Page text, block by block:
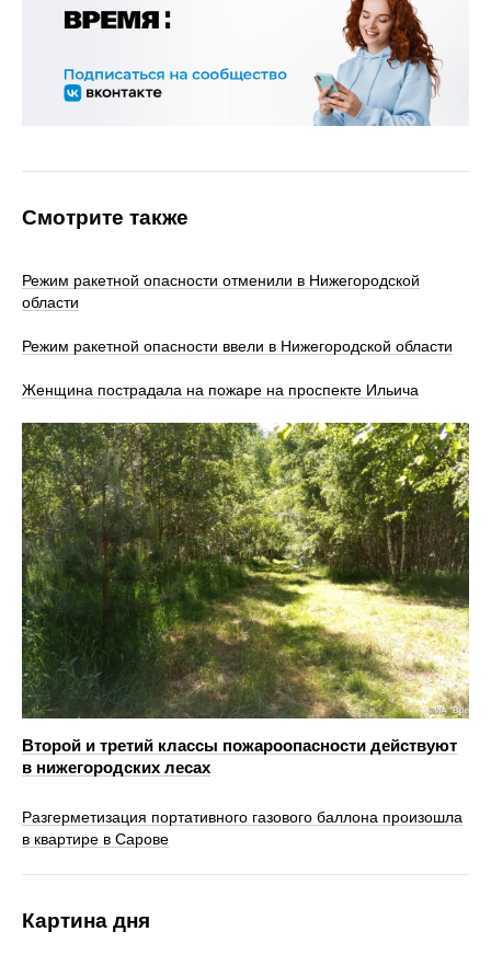
Смотрите также
Режим ракетной опасности отменили в Нижегородской
области
Режим ракетной опасности ввели в Нижегородской области
Женщина пострадала на пожаре на проспекте Ильича
Второй и третий классы пожароопасности действуют
в нижегородских лесах
Разгерметизация портативного газового баллона произошла
в квартире в Сарове
Картина дня